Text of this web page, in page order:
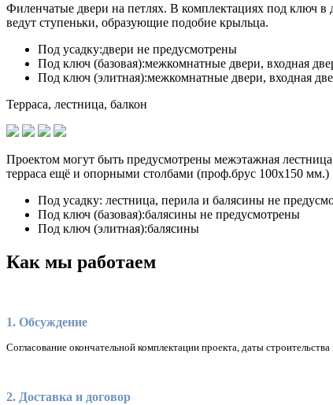
Филенчатые двери на петлях. В комплектациях под ключ в
ведут ступеньки, образующие подобие крыльца.
Под усадку:двери не предусмотрены
Под ключ (базовая):межкомнатные двери, входная
Под ключ (элитная):межкомнатные двери, входная
Терраса, лестница, балкон
Проектом могут быть предусмотрены межэтажная
терраса ещё и опорными столбами (проф.брус 100х150 мм.)
Под усадку: лестница, перила и балясины не
Под ключ (базовая):балясины не предусмотрены
Под ключ (элитная):балясины
Как мы работаем
1. Обсуждение
Согласование окончательной комплектации проекта, даты
2. Доставка и договор